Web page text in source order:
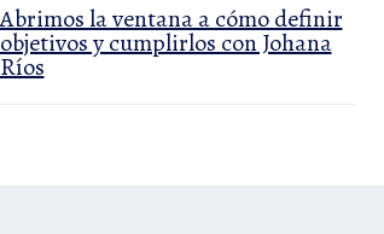
Abrimos la ventana a cómo definir
objetivos y cumplirlos con Johana
Ríos